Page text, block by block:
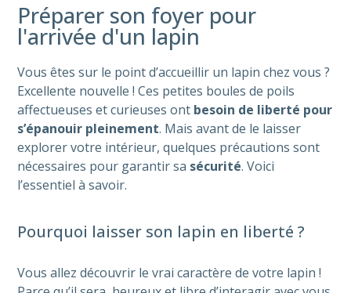
Préparer son foyer pour
l'arrivée d'un lapin
Vous êtes sur le point d’accueillir un lapin chez vous ?
Excellente nouvelle ! Ces petites boules de poils
affectueuses et curieuses ont besoin de liberté pour
s’épanouir pleinement. Mais avant de le laisser
explorer votre intérieur, quelques précautions sont
nécessaires pour garantir sa sécurité. Voici
l’essentiel à savoir.
Pourquoi laisser son lapin en liberté ?
Vous allez découvrir le vrai caractère de votre lapin !